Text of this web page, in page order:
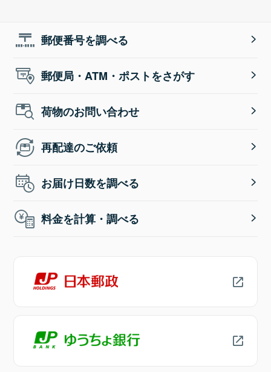
郵便番号を調べる
郵便局・ATM・ポストをさがす
荷物のお問い合わせ
再配達のご依頼
お届け日数を調べる
料金を計算・調べる